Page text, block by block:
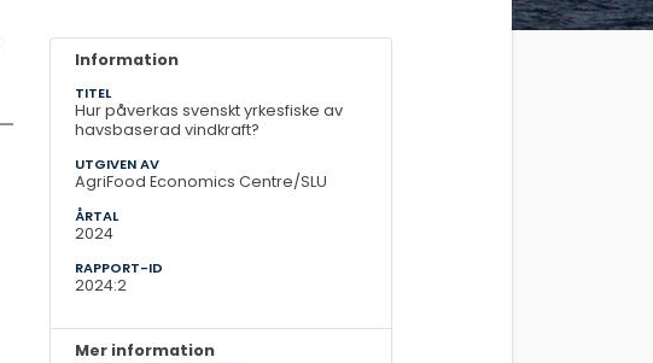
Information
TITEL
Hur påverkas svenskt yrkesfiske av
havsbaserad vindkraft?
UTGIVEN AV
AgriFood Economics Centre/SLU
ÅRTAL
2024
RAPPORT-ID
2024:2
Mer information